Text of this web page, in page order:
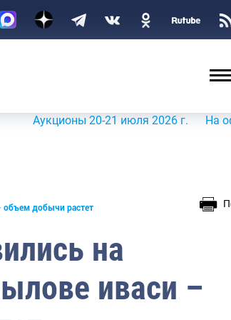
20-21 июля 2026 г. На
объем добычи растет
на
иваси –